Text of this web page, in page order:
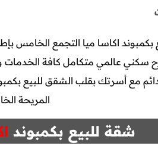
اكاسا ميا التجمع الخامس
عالمي متكامل كافة الخدمات
مع أسرتك بقلب الشقق للبيع
المريحة
شقة للبيع بكمبوند